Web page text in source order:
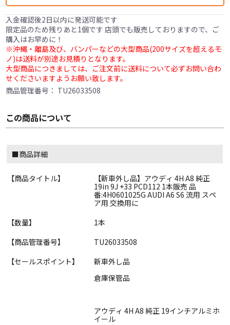
入金確認後2日以内に発送可能です
限定品のため残りあと1個です 店頭でも販売しておりますので、ご
購入はお早めに！
※沖縄・離島及び、バンパーなどの大型商品(200サイズを超えるモ
ノ)は送料が別途お見積りとなります。
大型商品につきましては、ご注文前に送料について必ずお問い合わ
せくださいますようお願い致します。
商品管理番号： TU26033508
この商品について
■商品詳細
【商品タイトル】
【新車外し品】アウディ 4H A8 純正
19in 9J +33 PCD112 1本販売 品
番:4H0601025G AUDI A6 S6 流用 スペ
ア用 交換用に
【数量】
1本
【商品管理番号】
TU26033508
【セールスポイント】
新車外し品
倉庫保管品
アウディ 4H A8 純正 19インチアルミホ
イール